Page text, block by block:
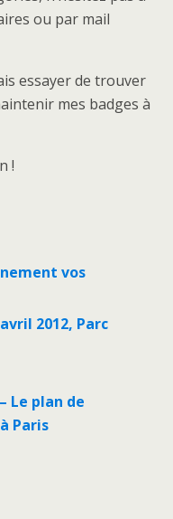
ou par mail
essayer de trouver
mes badges à
!
vos
2012, Parc
Le plan de
Paris